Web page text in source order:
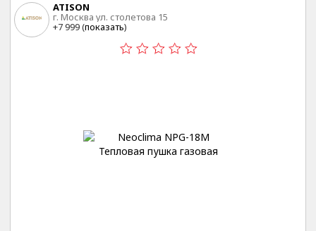
ATISON
г. Москва ул. столетова 15
+7 999 (показать)